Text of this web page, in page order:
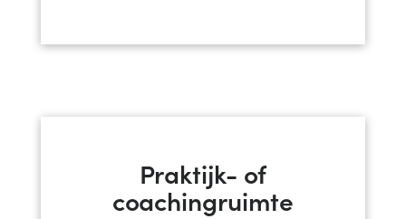
Praktijk- of
coachingruimte